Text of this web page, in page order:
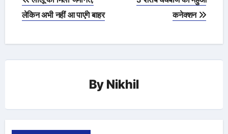
navigation
लेकिन अभी नहीं आ पाएंगे बाहर
कनेक्शन
By Nikhil